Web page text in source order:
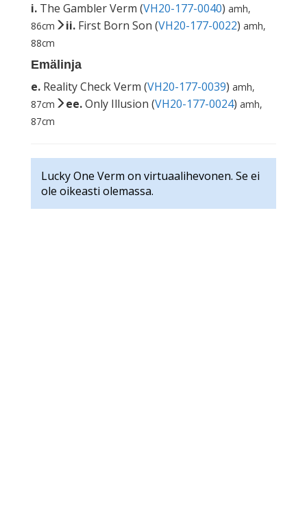
i. The Gambler Verm (VH20-177-0040) amh,
86cm
ii. First Born Son (VH20-177-0022) amh,
88cm
Emälinja
e. Reality Check Verm (VH20-177-0039) amh,
87cm
ee.Only Illusion (VH20-177-0024) amh,
87cm
Lucky One Verm on virtuaalihevonen. Se ei
ole oikeasti olemassa.